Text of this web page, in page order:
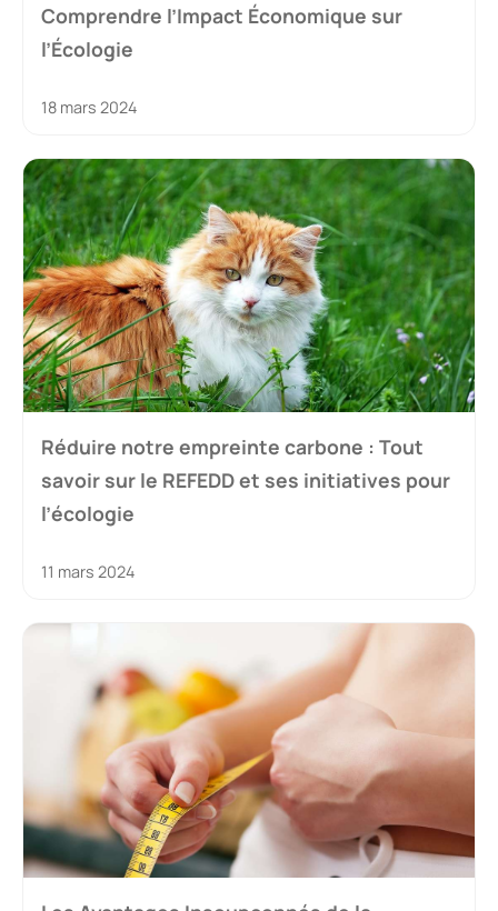
Comprendre l’Impact Économique sur
l’Écologie
18 mars 2024
Réduire notre empreinte carbone : Tout
savoir sur le REFEDD et ses initiatives pour
l’écologie
11 mars 2024